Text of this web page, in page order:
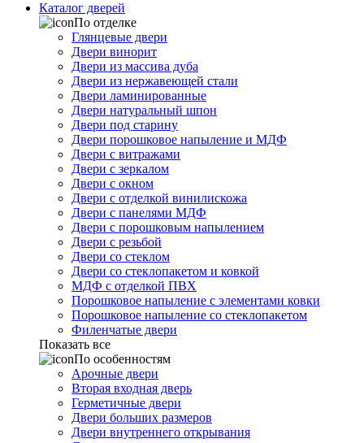
Каталог дверей
По отделке
Глянцевые двери
Двери винорит
Двери из массива дуба
Двери из нержавеющей стали
Двери ламинированные
Двери натуральный шпон
Двери под старину
Двери порошковое напыление и МДФ
Двери с витражами
Двери с зеркалом
Двери с окном
Двери с отделкой винилискожа
Двери с панелями МДФ
Двери с порошковым напылением
Двери с резьбой
Двери со стеклом
Двери со стеклопакетом и ковкой
МДФ с отделкой ПВХ
Порошковое напыление с элементами ковки
Порошковое напыление со стеклопакетом
Филенчатые двери
Показать все
По особенностям
Арочные двери
Вторая входная дверь
Герметичные двери
Двери больших размеров
Двери внутреннего открывания